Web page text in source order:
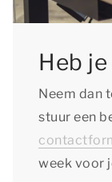
Heb
Neem dan
stuur een
week voor